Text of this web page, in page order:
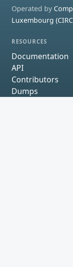
Operated by
Luxembourg
RESOURCES
Documentation
API
Contributors
Dumps